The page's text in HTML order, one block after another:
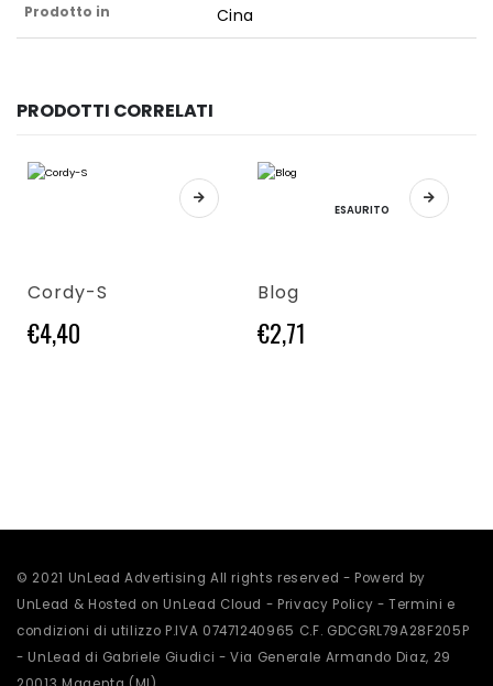
Prodotto in Cina
PRODOTTI CORRELATI
Questo prodotto ha più varianti. Le opzioni possono essere scelte nella pagina del prodotto
Cordy-S
€4,40
ESAURITO
Questo prodotto ha più varianti. Le opzioni possono essere scelte nella pagina del prodotto
Blog
€2,71
© 2021 UnLead Advertising All rights reserved - Powerd by
UnLead & Hosted on UnLead Cloud - Privacy Policy -Termini e
condizioni di utilizzo P.IVA 07471240965 C.F. GDCGRL79A28F205P
- UnLead di Gabriele Giudici - Via Generale Armando Diaz, 29